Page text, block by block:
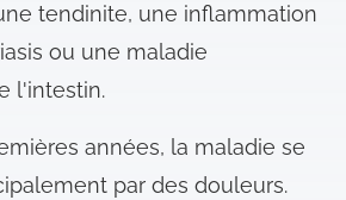
tendinite, une inflammation
ou une maladie
l'intestin.
années, la maladie se
par des douleurs.